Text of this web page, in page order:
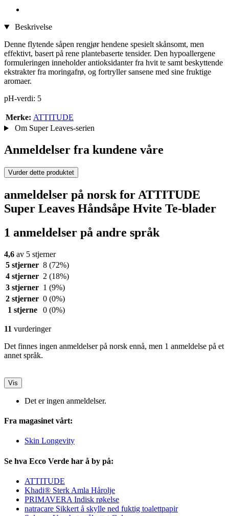
Beskrivelse
Denne flytende såpen rengjør hendene spesielt skånsomt, men
effektivt, basert på rene plantebaserte tensider. Den hypoallergene
formuleringen inneholder antioksidanter fra hvit te samt beskyttende
ekstrakter fra moringafrø, og fortryller sansene med sine fruktige
aromaer.
pH-verdi: 5
Merke: ATTITUDE
Om Super Leaves-serien
Anmeldelser fra kundene våre
Vurder dette produktet
anmeldelser på norsk for ATTITUDE
Super Leaves Håndsåpe Hvite Te-blader
1 anmeldelser på andre språk
4,6 av 5 stjerner
5 stjerner 8 (72%)
4 stjerner 2 (18%)
3 stjerner 1 (9%)
2 stjerner 0 (0%)
1 stjerne
0 (0%)
11 vurderinger
Det finnes ingen anmeldelser på norsk ennå, men 1 anmeldelse på et
annet språk.
Vis
Det er ingen anmeldelser.
Fra magasinet vårt:
Skin Longevity
Se hva Ecco Verde har å by på:
ATTITUDE
Khadi® Sterk Amla Hårolje
PRIMAVERA Indisk røkelse
natracare Sikkert å skylle ned fuktig toalettpapir